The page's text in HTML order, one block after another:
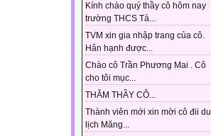
Kính chào quý thầy cô hôm nay
trường THCS Tả...
TVM xin gia nhập trang của cô.
Hân hạnh được...
Chào cô Trần Phương Mai . Cô
cho tôi mục...
THĂM THẦY CÔ...
Thành viên mới xin mời cô đii du
lịch Măng...